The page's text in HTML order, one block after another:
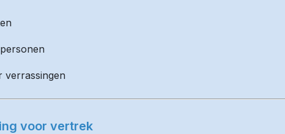
verrassingen
voor vertrek